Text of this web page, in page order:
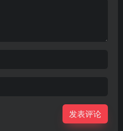
发表评论